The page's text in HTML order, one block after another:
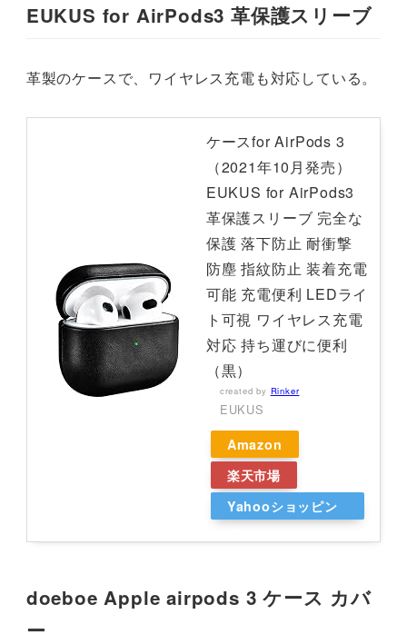
EUKUS for AirPods3 革保護スリーブ
革製のケースで、ワイヤレス充電も対応している。
ケースfor AirPods 3
（2021年10月発売）
EUKUS for AirPods3
革保護スリーブ 完全な
保護 落下防止 耐衝撃
防塵 指紋防止 装着充電
可能 充電便利 LEDライ
ト可視 ワイヤレス充電
対応 持ち運びに便利
（黒）
created by Rinker
EUKUS
Amazon
楽天市場
Yahooショッピン
doeboe Apple airpods 3 ケース カバ
ー